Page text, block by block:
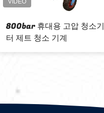
트 클리너
630Bar